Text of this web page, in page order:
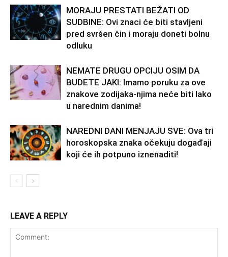
MORAJU PRESTATI BEŽATI OD
SUDBINE: Ovi znaci će biti stavljeni
pred svršen čin i moraju doneti bolnu
odluku
NEMATE DRUGU OPCIJU OSIM DA
BUDETE JAKI: Imamo poruku za ove
znakove zodijaka-njima neće biti lako
u narednim danima!
NAREDNI DANI MENJAJU SVE: Ova tri
horoskopska znaka očekuju događaji
koji će ih potpuno iznenaditi!
LEAVE A REPLY